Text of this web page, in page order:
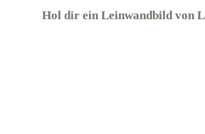
Hol dir ein Leinwandbild von